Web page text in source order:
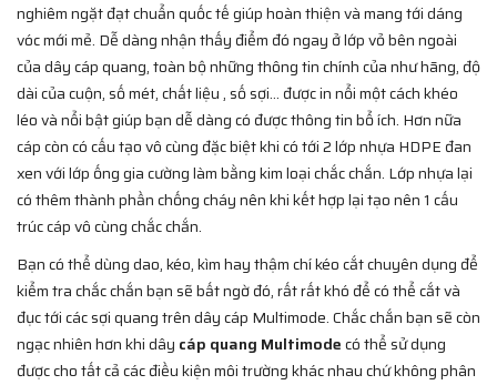
nghiêm ngặt đạt chuẩn quốc tế giúp hoàn thiện và mang tới dáng
vóc mới mẻ. Dễ dàng nhận thấy điểm đó ngay ở lớp vỏ bên ngoài
của dây cáp quang, toàn bộ những thông tin chính của như hãng, độ
dài của cuộn, số mét, chất liệu , số sợi… được in nổi một cách khéo
léo và nổi bật giúp bạn dễ dàng có được thông tin bổ ích. Hơn nữa
cáp còn có cấu tạo vô cùng đặc biệt khi có tới 2 lớp nhựa HDPE đan
xen với lớp ống gia cường làm bằng kim loại chắc chắn. Lớp nhựa lại
có thêm thành phần chống cháy nên khi kết hợp lại tạo nên 1 cấu
trúc cáp vô cùng chắc chắn.
Bạn có thể dùng dao, kéo, kìm hay thậm chí kéo cắt chuyên dụng để
kiểm tra chắc chắn bạn sẽ bất ngờ đó, rất rất khó để có thể cắt và
đục tới các sợi quang trên dây cáp Multimode. Chắc chắn bạn sẽ còn
ngạc nhiên hơn khi dây cáp quang Multimodecó thể sử dụng
được cho tất cả các điều kiện môi trường khác nhau chứ không phân